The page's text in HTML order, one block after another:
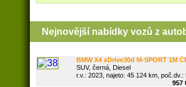
Nejnovější nabídky vozů z
BMW X4 xDrive30d M-SPORT 1M
SUV, černá, Diesel
r.v.: 2023, najeto: 45 124 km, poč.dv.:
957